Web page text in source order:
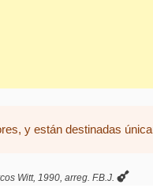
y están destinadas
Witt, 1990, arreg. F.B.J.